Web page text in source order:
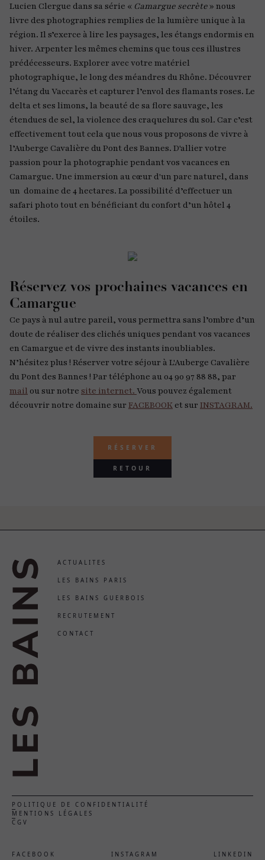
Lucien Clergue dans sa série « Camargue secrète» nous
livre des photographies remplies de la lumière unique à la
région. Il s’exerce à lire les paysages, les étangs endormis en
hiver. Arpenter les mêmes chemins que tous ces illustres
prédécesseurs. Explorer avec votre matériel
photographique, le long des méandres du Rhône. Découvrer
l’étang du Vaccarès et capturer l’envol des flamants roses. Le
delta et ses limons, la beauté de sa flore sauvage, les
étendues de sel, la violence des craquelures du sol. Car c’est
effectivement tout cela que nous vous proposons de vivre à
l’Auberge Cavalière du Pont des Bannes. D'allier votre
passion pour la photographie pendant vos vacances en
Camargue. Une immersion au cœur d'un parc naturel, dans
un domaine de 4 hectares. La possibilité d’effectuer un
safari photo tout en bénéficiant du confort d’un hôtel 4
étoiles.
Réservez vos prochaines vacances en
Camargue
Ce pays à nul autre pareil, vous permettra sans l’ombre d’un
doute de réaliser des clichés uniques pendant vos vacances
en Camargue et de vivre des instants inoubliables.
N’hésitez plus ! Réserver votre séjour à L'Auberge Cavalière
du Pont des Bannes ! Par téléphone au 04 90 97 88 88, par
mail ou sur notre site internet. Vous pouvez également
découvrir notre domaine sur FACEBOOK et sur INSTAGRAM.
RÉSERVER
RETOUR
ACTUALITES
LES BAINS PARIS
LES BAINS GUERBOIS
RECRUTEMENT
CONTACT
POLITIQUE DE CONFIDENTIALITÉ
MENTIONS LÉGALES
CGV
FACEBOOK INSTAGRAM LINKEDIN